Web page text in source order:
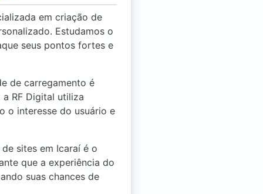
em criação de
Estudamos o
seus pontos fortes e
de carregamento é
RF Digital utiliza
o interesse do usuário e
sites em Icaraí é o
que a experiência do
suas chances de